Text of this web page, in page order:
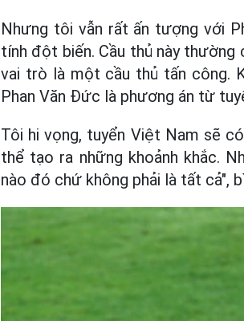
Nhưng tôi vẫn rất ấn tượng với
tính đột biến. Cầu thủ này
vai trò là một cầu thủ tấn công.
Phan Văn Đức là phương án từ
Tôi hi vọng, tuyển Việt Nam sẽ
thể tạo ra những khoảnh khắc.
nào đó chứ không phải là tất cả",